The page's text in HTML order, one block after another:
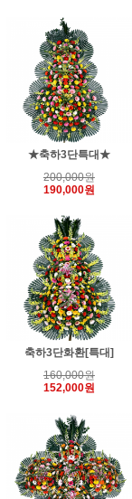
★축하3단특대★
200,000원
190,000원
축하3단화환[특대]
160,000원
152,000원